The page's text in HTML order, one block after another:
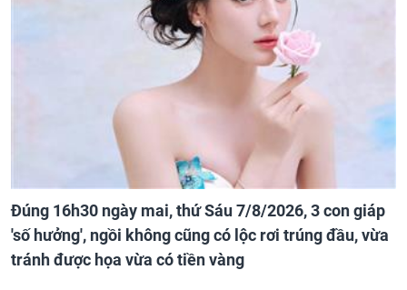
Đúng 16h30 ngày mai, thứ Sáu 7/8/2026, 3 con giáp
'số hưởng', ngồi không cũng có lộc rơi trúng đầu, vừa
tránh được họa vừa có tiền vàng